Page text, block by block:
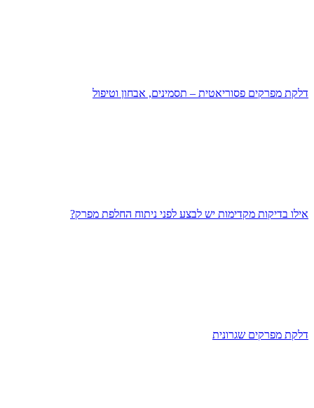
דלקת מפרקים פסוריאטית – תסמינים, אבחון וטיפול
אילו בדיקות מקדימות יש לבצע לפני ניתוח החלפת מפרק?
דלקת מפרקים שגרונית